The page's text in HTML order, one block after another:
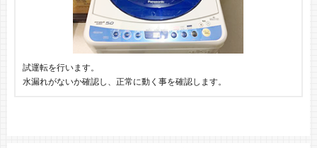
試運転を行います。
水漏れがないか確認し、正常に動く事を確認します。